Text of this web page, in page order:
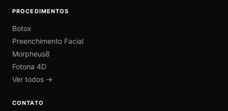
PROCEDIMENTOS
Botox
Preenchimento Facial
Morpheus8
Fotona 4D
Ver todos →
CONTATO